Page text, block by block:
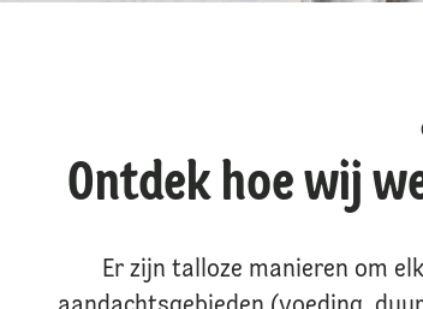
Ontdek hoe wij
Er zijn talloze manieren om